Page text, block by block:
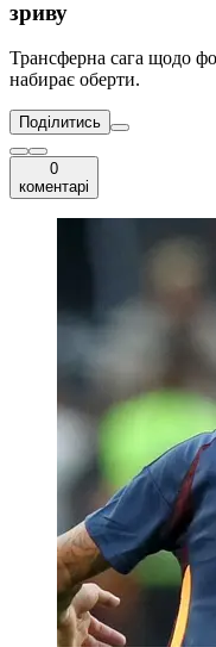
зриву
Трансферна сага щодо
набирає оберти.
Поділитись
0
коментарі